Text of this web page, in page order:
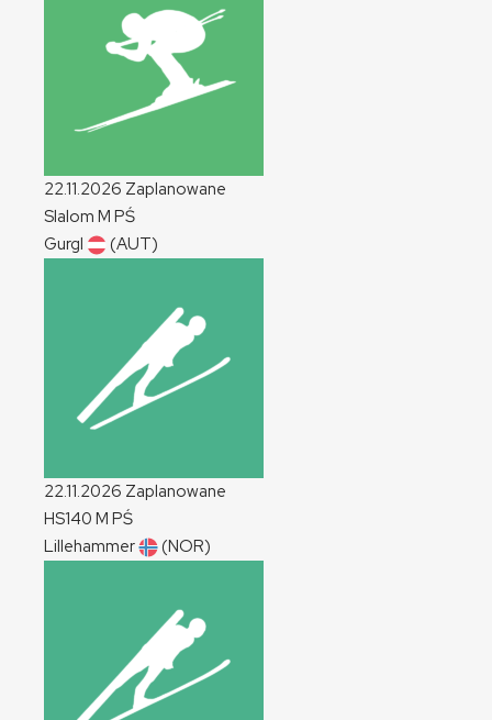
22.11.2026 Zaplanowane
Slalom M PŚ
Gurgl
(AUT)
22.11.2026 Zaplanowane
HS140 M PŚ
Lillehammer
(NOR)